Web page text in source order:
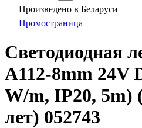
Произведено в Беларуси
Промостраница
Светодиодная
A112-8mm 24V
W/m, IP20, 5m)
лет) 052743